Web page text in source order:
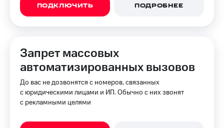
ПОДКЛЮЧИТЬ ПОДРОБНЕЕ
Запрет массовых
автоматизированных вызовов
До вас не дозвонятся с номеров, связанных
с юридическими лицами и ИП. Обычно с них звонят
с рекламными целями